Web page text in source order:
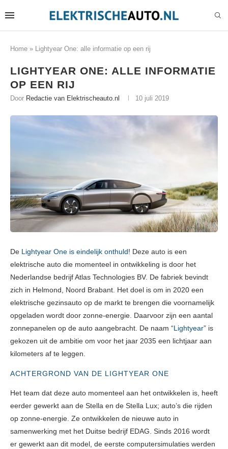
Home » Lightyear One: alle informatie op een rij
LIGHTYEAR ONE: ALLE INFORMATIE
OP EEN RIJ
Door Redactie van Elektrischeauto.nl 10 juli 2019
De Lightyear One is eindelijk onthuld! Deze auto is een
elektrische auto die momenteel in ontwikkeling is door het
Nederlandse bedrijf Atlas Technologies BV. De fabriek bevindt
zich in Helmond, Noord Brabant. Het doel is om in 2020 een
elektrische gezinsauto op de markt te brengen die voornamelijk
opgeladen wordt door zonne-energie. Daarvoor zijn een aantal
zonnepanelen op de auto aangebracht. De naam “Lightyear” is
gekozen uit de ambitie om voor het jaar 2035 een lichtjaar aan
kilometers af te leggen.
ACHTERGROND VAN DE LIGHTYEAR ONE
Het team dat deze auto momenteel aan het ontwikkelen is, heeft
eerder gewerkt aan de Stella en de Stella Lux; auto’s die rijden
op zonne-energie. Ze ontwikkelen de nieuwe auto in
samenwerking met het Duitse bedrijf EDAG. Sinds 2016 wordt
er gewerkt aan dit model, de eerste computersimulaties werden